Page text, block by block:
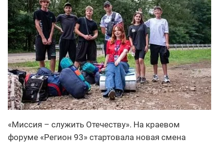
«Миссия – служить Отечеству». На краевом
форуме «Регион 93» стартовала новая смена